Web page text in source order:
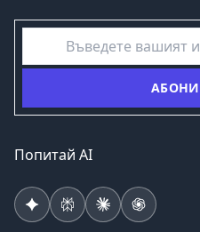
емайл
Попитай AI